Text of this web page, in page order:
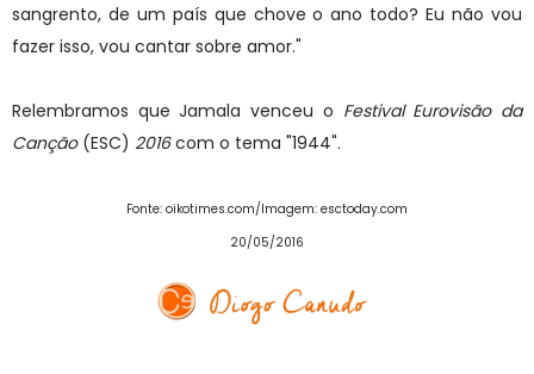
sangrento, de um país que chove o ano todo? Eu não vou
fazer isso, vou cantar sobre amor."
Relembramos que Jamala venceu o Festival Eurovisão da
Canção(ESC) 2016com o tema "1944".
Fonte: oikotimes.com/Imagem: esctoday.com
20/05/2016